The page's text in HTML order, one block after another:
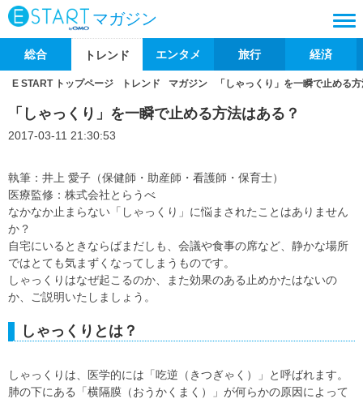
マガジン
総合 トレンド エンタメ 旅行 経済
E START トップページ トレンド マガジン 「しゃっくり」を一瞬で止める
「しゃっくり」を一瞬で止める方法はある？
2017-03-11 21:30:53
執筆：井上 愛子（保健師・助産師・看護師・保育士）
医療監修：株式会社とらうべ
なかなか止まらない「しゃっくり」に悩まされたことはありません
か？
自宅にいるときならばまだしも、会議や食事の席など、静かな場所
ではとても気まずくなってしまうものです。
しゃっくりはなぜ起こるのか、また効果のある止めかたはないの
か、ご説明いたしましょう。
しゃっくりとは？
しゃっくりは、医学的には「吃逆（きつぎゃく）」と呼ばれます。
肺の下にある「横隔膜（おうかくまく）」が何らかの原因によって